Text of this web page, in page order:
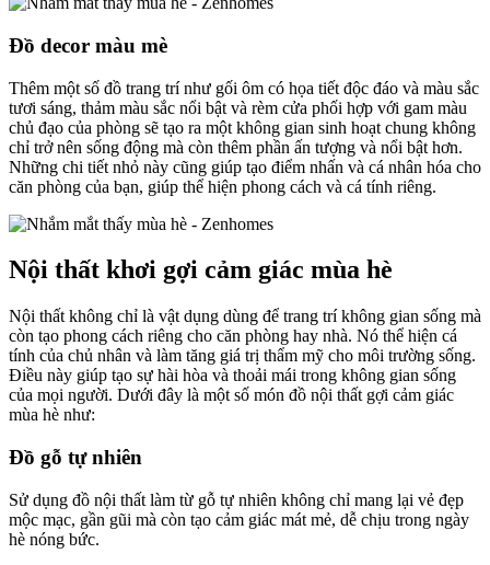
Đồ decor màu mè
Thêm một số đồ trang trí như gối ôm có họa tiết độc đáo và màu sắc
tươi sáng, thảm màu sắc nổi bật và rèm cửa phối hợp với gam màu
chủ đạo của phòng sẽ tạo ra một không gian sinh hoạt chung không
chỉ trở nên sống động mà còn thêm phần ấn tượng và nổi bật hơn.
Những chi tiết nhỏ này cũng giúp tạo điểm nhấn và cá nhân hóa cho
căn phòng của bạn, giúp thể hiện phong cách và cá tính riêng.
Nội thất khơi gợi cảm giác mùa hè
Nội thất không chỉ là vật dụng dùng để trang trí không gian sống mà
còn tạo phong cách riêng cho căn phòng hay nhà. Nó thể hiện cá
tính của chủ nhân và làm tăng giá trị thẩm mỹ cho môi trường sống.
Điều này giúp tạo sự hài hòa và thoải mái trong không gian sống
của mọi người. Dưới đây là một số món đồ nội thất gợi cảm giác
mùa hè như:
Đồ gỗ tự nhiên
Sử dụng đồ nội thất làm từ gỗ tự nhiên không chỉ mang lại vẻ đẹp
mộc mạc, gần gũi mà còn tạo cảm giác mát mẻ, dễ chịu trong ngày
hè nóng bức.